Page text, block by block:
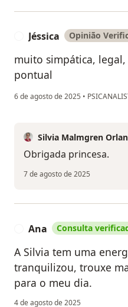
Jéssica Opinião
muito simpática,
pontual
6 de agosto de 2025 •
Silvia Malmgren
Obrigada princesa.
7 de agosto de 2025
Ana Consulta
A Silvia tem uma
tranquilizou, trouxe
para o meu dia.
4 de agosto de 2025